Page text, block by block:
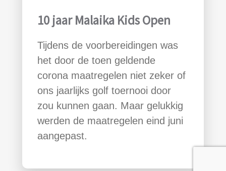
10 jaar Malaika Kids Open
Tijdens de voorbereidingen was
het door de toen geldende
corona maatregelen niet zeker of
ons jaarlijks golf toernooi door
zou kunnen gaan. Maar gelukkig
werden de maatregelen eind juni
aangepast.